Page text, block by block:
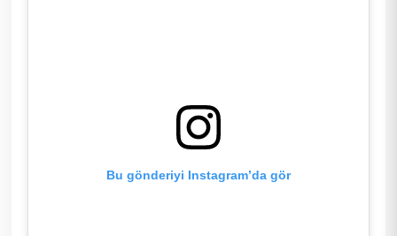
Bu gönderiyi Instagram’da gör